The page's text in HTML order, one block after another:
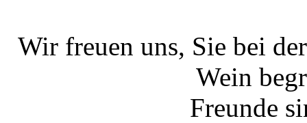
Wir freuen uns, Sie bei
Wein
Freunde